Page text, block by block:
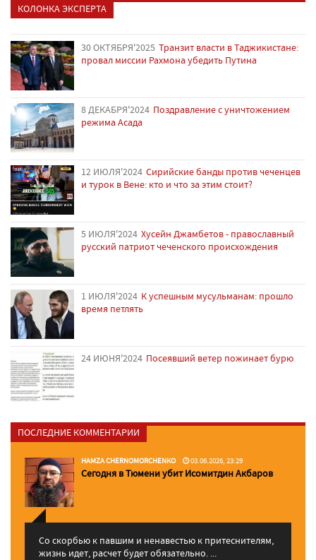
КОЛОНКА ЭКСПЕРТА
30 ОКТЯБРЯ'2025 Транзит власти в Таджикистане:
провал миссии Рахмона убедить Путина
8 ДЕКАБРЯ'2024 Поздравление с уничтожением
режима Асада
12 ИЮЛЯ'2024 Сирийские банды против чеченцев
и турок в Вене: кто и что за этим стоит?
5 ИЮЛЯ'2024 Хусейн Джамбетов - православный
русский патриот чеченского происхождения
1 ИЮЛЯ'2024 К успешным мусульманам: прошло
время петлять
24 ИЮНЯ'2024 Посеявший ветер пожинает бурю
ПОСЛЕДНИЕ КОММЕНТАРИИ
HAMZA CHERNOMORCHENKO 03.06.2026, 23:29
Сегодня в Тюмени убит Исомитдин Акбаров
Со скорбью к павшим и ненавестью к притеснителям,
жизнь идет, расчет будет обязательно. ...